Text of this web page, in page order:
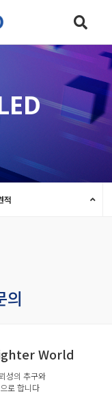
적
의
World
성의 추구와
로 합니다